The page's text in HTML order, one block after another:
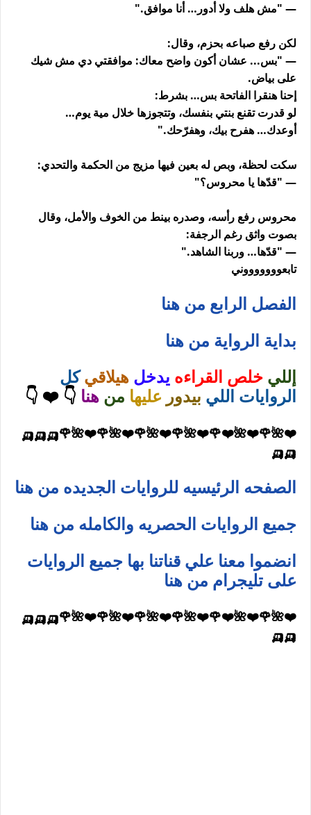
— "مش هلف ولا أدور… أنا موافق."
لكن رفع صباعه بحزم، وقال:
— "بس... عشان أكون واضح معاك: موافقتي دي مش شيك
على بياض.
إحنا هنقرا الفاتحة بس… بشرط:
لو قدرت تقنع بنتي بنفسك، وتتجوزها خلال مية يوم…
أوعدك… هفرح بيك، وهفرّحك."
سكت لحظة، وبص له بعين فيها مزيج من الحكمة والتحدي:
— "قدّها يا محروس؟"
محروس رفع رأسه، وصدره بينط من الخوف والأمل، وقال
بصوت واثق رغم الرجفة:
— "قدّها… وربنا الشاهد."
تابعوووووووني
الفصل الرابع من هنا
بداية الرواية من هنا
إللي خلص القراءه يدخل هيلاقي كل
الروايات اللي بيدور عليها من هنا 👇 ❤️ 👇
❤️🌺🌹❤️🌺❤️🌹❤️🌺🌹❤️🌺🌹❤️🌺🌹❤️🌺🌹🛺🛺🛺
🛺🛺
الصفحه الرئيسيه للروايات الجديده من هنا
جميع الروايات الحصريه والكامله من هنا
انضموا معنا علي قناتنا بها جميع الروايات
على تليجرام من هنا
❤️🌺🌹❤️🌺❤️🌹❤️🌺🌹❤️🌺🌹❤️🌺🌹❤️🌺🌹🛺🛺🛺
🛺🛺